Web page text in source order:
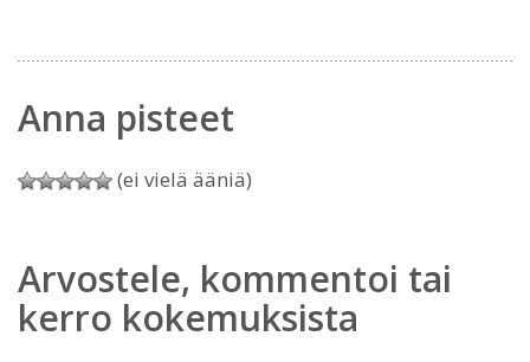
Anna pisteet
(ei vielä ääniä)
Arvostele, kommentoi tai
kerro kokemuksista